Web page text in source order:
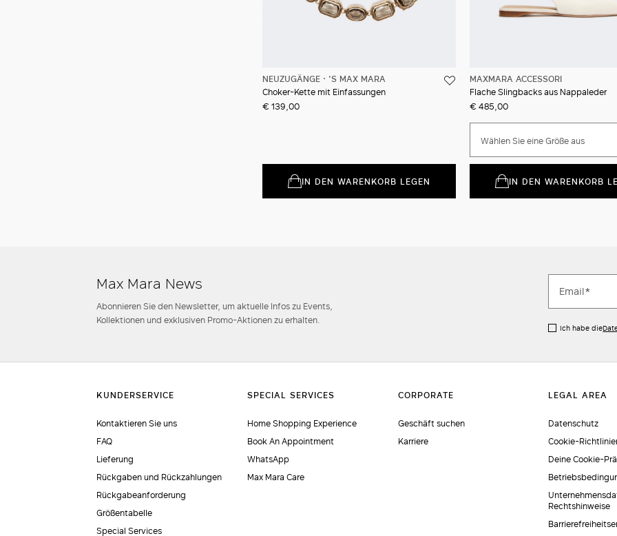
NEUZUGÄNGE
'S MAX MARA
Choker-Kette mit Einfassungen
€ 139,00
IN DEN WARENKORB LEGEN
MAXMARA ACCESSORI
Flache Slingbacks aus Nappaleder
€ 485,00
Wählen Sie eine Größe aus
IN DEN WARENKORB
Max Mara News
Abonnieren Sie den Newsletter, um aktuelle Infos zu Events,
Kollektionen und exklusiven Promo-Aktionen zu erhalten.
Ich habe die
Kontaktieren Sie uns
FAQ
Lieferung
Rückgaben und Rückzahlungen
Rückgabeanforderung
Größentabelle
Special Services
Home Shopping Experience
Book An Appointment
WhatsApp
Max Mara Care
Geschäft suchen
Karriere
Datenschutz
Cookie-
Deine Cookie-
Rechtshinweise